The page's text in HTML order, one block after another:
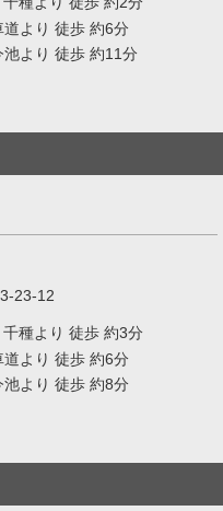
より 徒歩 約6分
より 徒歩 約11分
23-12
種より 徒歩 約3分
より 徒歩 約6分
より 徒歩 約8分